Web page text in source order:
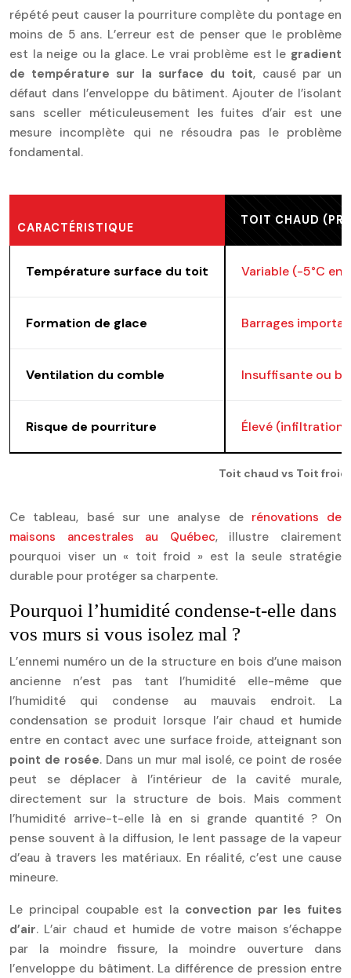
répété peut causer la pourriture complète du pontage en
moins de 5 ans. L’erreur est de penser que le problème
est la neige ou la glace. Le vrai problème est le gradient
de température sur la surface du toit, causé par un
défaut dans l’enveloppe du bâtiment. Ajouter de l’isolant
sans sceller méticuleusement les fuites d’air est une
mesure incomplète qui ne résoudra pas le problème
fondamental.
Toit chaud vs Toit
CARACTÉRISTIQUE
TOIT CHAUD
Température surface du toit Variable (-5°C en
Formation de glace Barrages
Ventilation du comble Insuffisante ou
Risque de pourriture Élevé
Ce tableau, basé sur une analyse de rénovations de
maisons ancestrales au Québec, illustre clairement
pourquoi viser un « toit froid » est la seule stratégie
durable pour protéger sa charpente.
Pourquoi l’humidité condense-t-elle dans
vos murs si vous isolez mal ?
L’ennemi numéro un de la structure en bois d’une maison
ancienne n’est pas tant l’humidité elle-même que
l’humidité qui condense au mauvais endroit. La
condensation se produit lorsque l’air chaud et humide
entre en contact avec une surface froide, atteignant son
point de rosée. Dans un mur mal isolé, ce point de rosée
peut se déplacer à l’intérieur de la cavité murale,
directement sur la structure de bois. Mais comment
l’humidité arrive-t-elle là en si grande quantité ? On
pense souvent à la diffusion, le lent passage de la vapeur
d’eau à travers les matériaux. En réalité, c’est une cause
mineure.
Le principal coupable est la convection par les fuites
d’air. L’air chaud et humide de votre maison s’échappe
par la moindre fissure, la moindre ouverture dans
l’enveloppe du bâtiment. La différence de pression entre